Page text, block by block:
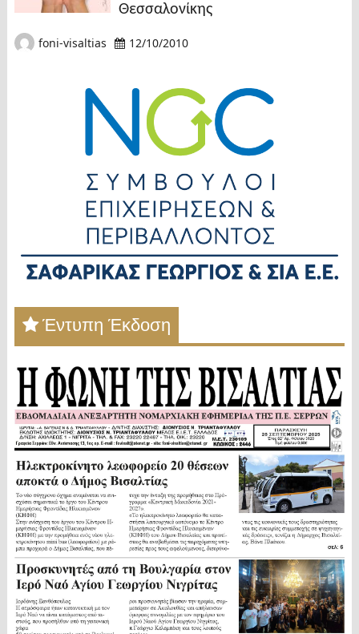
Θεσσαλονίκης
foni-visaltias 12/10/2010
Έντυπη Έκδοση